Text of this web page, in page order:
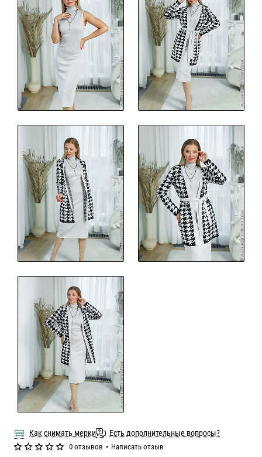
Как снимать мерки Есть дополнительные вопросы?
0 отзывов • Написать отзыв